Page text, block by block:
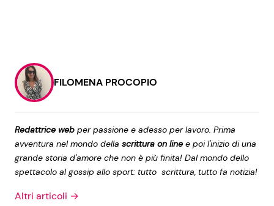
FILOMENA PROCOPIO
Redattrice web per passione e adesso per lavoro. Prima
avventura nel mondo della scrittura on line e poi l'inizio di una
grande storia d'amore che non è più finita! Dal mondo dello
spettacolo al gossip allo sport: tutto scrittura, tutto fa notizia!
Altri articoli →